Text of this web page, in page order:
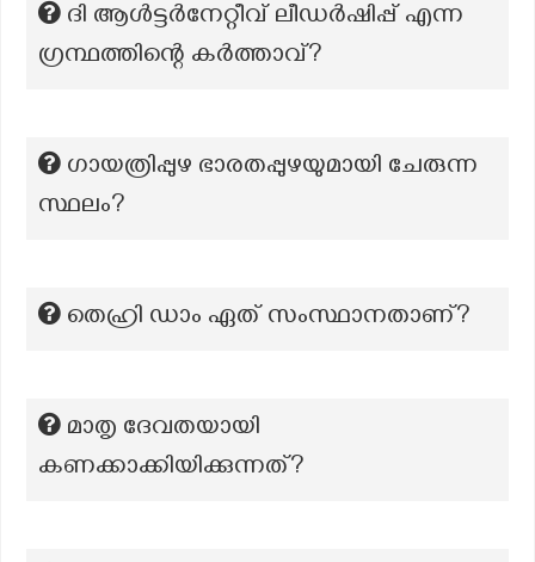
ദി ആൾട്ടർനേറ്റീവ് ലീഡർഷിപ്പ് എന്ന
ഗ്രന്ഥത്തിന്റെ കർത്താവ്?
ഗായത്രിപ്പുഴ ഭാരതപ്പുഴയുമായി ചേരുന്ന
സ്ഥലം?
തെഹ്രി ഡാം ഏത് സംസ്ഥാനതാണ്?
മാതൃ ദേവതയായി
കണക്കാക്കിയിക്കുന്നത്?